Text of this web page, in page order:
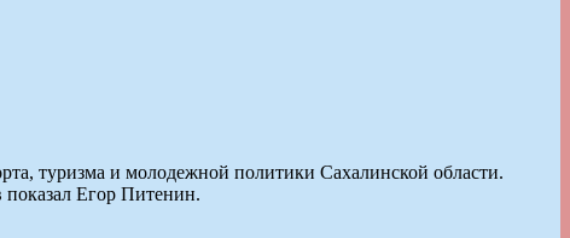
туризма и молодежной политики Сахалинской области.
показал Егор Питенин.